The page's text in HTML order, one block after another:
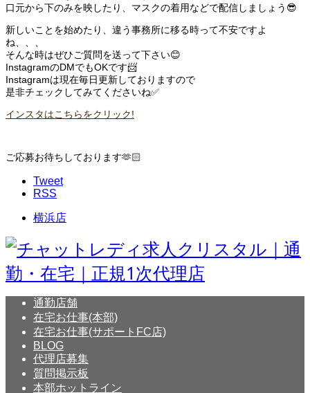
口元から下のみを映したり、マスクの着用などで配信しましょう😎
新しいことを始めたり、違う事務所に移る時って不安ですよ
ね、、、
そんな時はぜひご質問を送って下さい😊
InstagramのDMでもOKです📨
Instagramは現在毎日更新しておりますので
是非チェックしてみてくださいね✅
インスタはこちらをクリック!
ご応募お待ちしております🫶🏻
Tweet
RSS
横浜店
通勤店舗
在宅お仕事(本部)
在宅お仕事(サポートFC店)
BLOG
代理店募集
質問掲示板
本部ホットライン